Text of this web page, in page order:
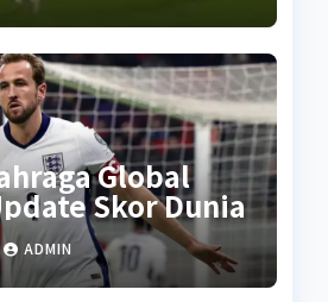
Global
Skor Dunia
ADMIN